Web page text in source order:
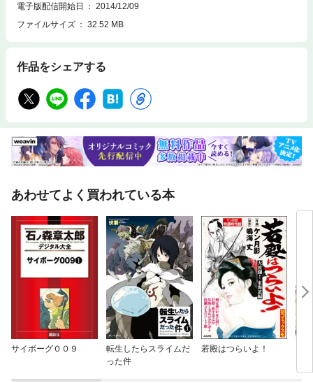
電子版配信開始日
2014/12/09
ファイルサイズ
32.52 MB
作品をシェアする
あわせてよく買われている本
サイボーグ００９
転生したらスライムだ
った件
若殿はつらいよ！